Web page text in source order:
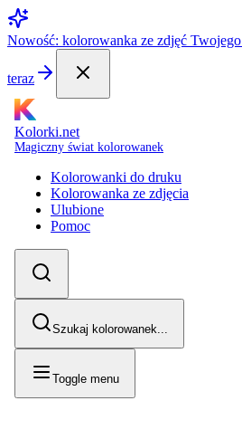
Nowość: kolorowanka ze zdjęć
teraz
Kolorki.net
Magiczny świat kolorowanek
Kolorowanki do druku
Kolorowanka ze zdjęcia
Ulubione
Pomoc
Szukaj kolorowanek...
Toggle menu